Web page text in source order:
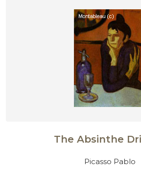
The Absinthe
Picasso Pablo